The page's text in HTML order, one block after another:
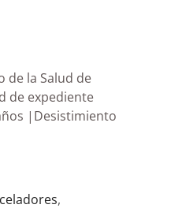
de la Salud de
de expediente
|Desistimiento
celadores,